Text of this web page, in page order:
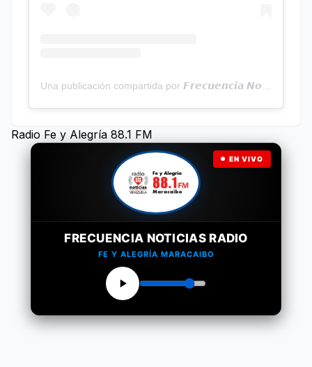
Radio Fe y Alegría 88.1 FM
EN VIVO
FRECUENCIA NOTICIAS RADIO
FE Y ALEGRÍA MARACAIBO